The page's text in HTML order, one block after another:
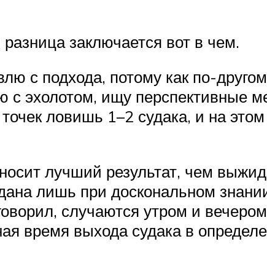
заключается вот в чем.
с подхода, потому как по-
с эхолотом, ищу перспективные
ловишь 1–2 судака, и на этом
лучший результат, чем
лишь при доскональном
случаются утром и
время выхода судака в